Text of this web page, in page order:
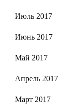
Июль 2017
Июнь 2017
Май 2017
Апрель 2017
Март 2017